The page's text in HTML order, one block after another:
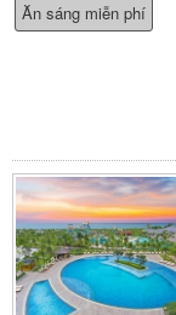
Ăn sáng miễn phí